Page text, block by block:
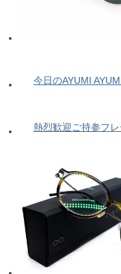
今日のAYUMI
熱烈歓迎ご持参フ